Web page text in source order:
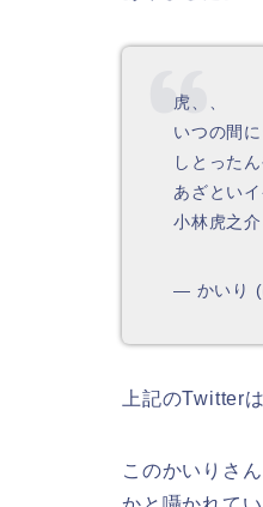
虎、、
いつの間
しとったん
あざとい
小林虎之
— かいり
上記のTwitter
このかいりさん